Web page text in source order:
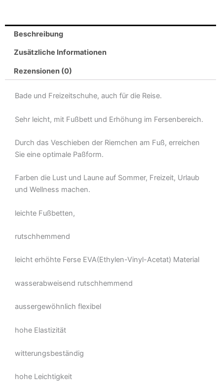
Beschreibung
Zusätzliche Informationen
Rezensionen (0)
Bade und Freizeitschuhe, auch für die Reise.
Sehr leicht, mit Fußbett und Erhöhung im Fersenbereich.
Durch das Veschieben der Riemchen am Fuß, erreichen
Sie eine optimale Paßform.
Farben die Lust und Laune auf Sommer, Freizeit, Urlaub
und Wellness machen.
leichte Fußbetten,
rutschhemmend
leicht erhöhte Ferse EVA(Ethylen-Vinyl-Acetat) Material
wasserabweisend rutschhemmend
aussergewöhnlich flexibel
hohe Elastizität
witterungsbeständig
hohe Leichtigkeit